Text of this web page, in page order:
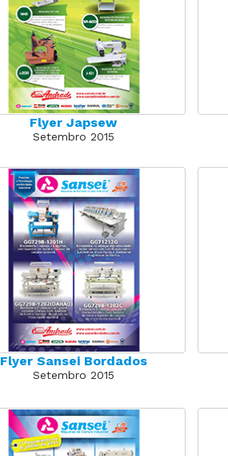
Flyer Japsew
Setembro 2015
Flyer Sansei Bordados
Setembro 2015